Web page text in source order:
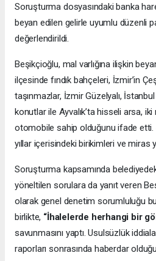
Soruşturma dosyasındaki banka
beyan edilen gelirle uyumlu düzenli
değerlendirildi.
Beşikçioğlu, mal varlığına ilişkin
ilçesinde fındık bahçeleri, İzmir’in
taşınmazlar, İzmir Güzelyalı,
konutlar ile Ayvalık’ta hisseli arsa,
otomobile sahip olduğunu ifade etti.
yıllar içerisindeki birikimleri ve miras
Soruşturma kapsamında
yöneltilen sorulara da yanıt veren
olarak genel denetim sorumluluğu
birlikte, “İhalelerde herhangi bir
savunmasını yaptı. Usulsüzlük
raporları sonrasında haberdar